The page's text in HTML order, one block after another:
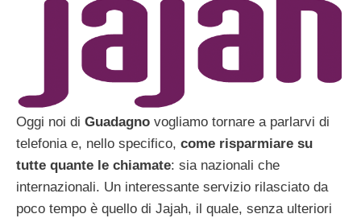
Oggi noi di Guadagno vogliamo tornare a parlarvi di
telefonia e, nello specifico, come risparmiare su
tutte quante le chiamate: sia nazionali che
internazionali. Un interessante servizio rilasciato da
poco tempo è quello di Jajah, il quale, senza ulteriori